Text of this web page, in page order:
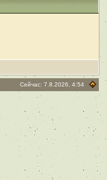
Сейчас: 7.8.2026, 4:54